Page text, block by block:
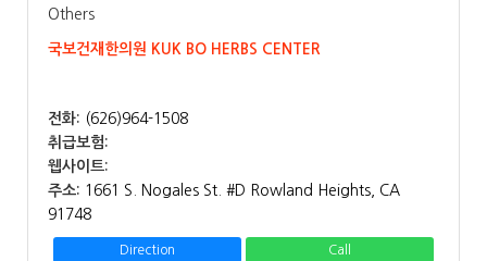
Others
국보건재한의원 KUK BO HERBS CENTER
전화: (626)964-1508
취급보험:
웹사이트:
주소: 1661 S. Nogales St. #D Rowland Heights, CA
91748
Direction Call